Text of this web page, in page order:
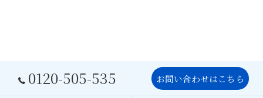
0120-505-535 お問い合わせはこちら